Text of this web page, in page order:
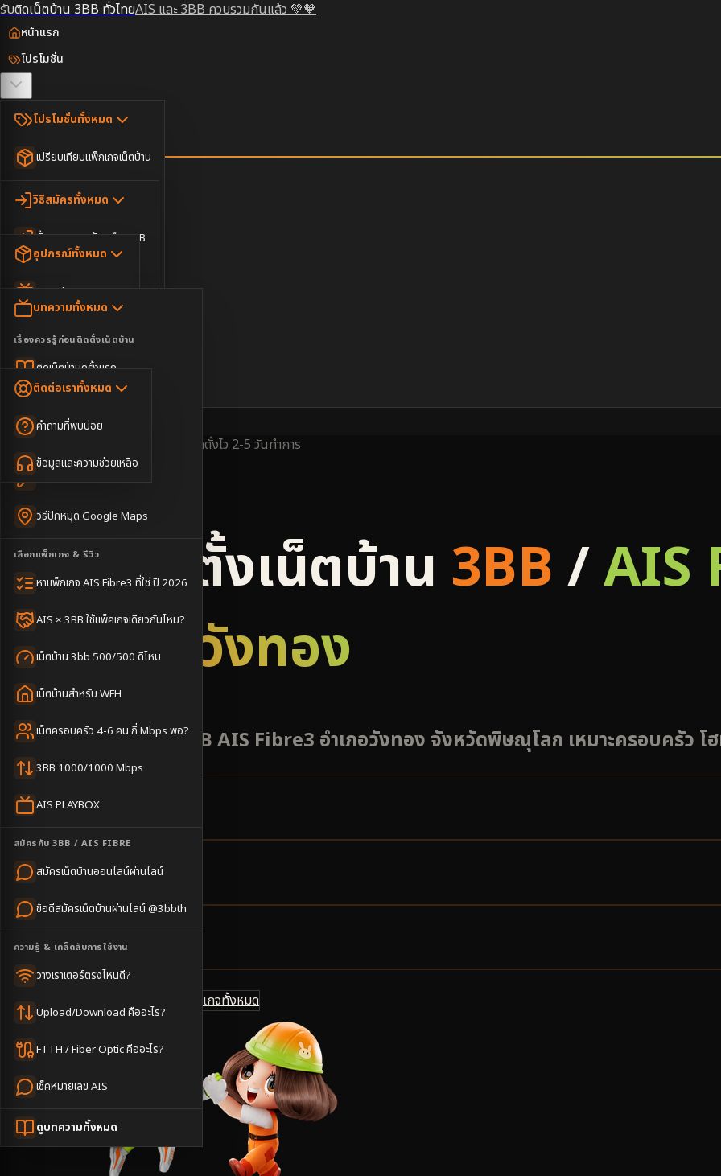
รับติดเน็ตบ้าน 3BB ทั่วไทยAIS และ 3BB ควบรวมกันแล้ว 💚🧡
หน้าแรก
โปรโมชั่น
โปรโมชั่นทั้งหมด
เปรียบเทียบแพ็กเกจเน็ตบ้าน
เน็ตบ้าน Super Fast
เน็ตบ้าน 2Gbps
เน็ตบ้านพร้อมกล่องทีวี
เน็ตบ้าน + Netflix
เน็ตบ้าน + บริการเสริม
เน็ตบ้านแรงทุกชั้น
ตรวจสอบพื้นที่
วิธีสมัครทั้งหมด
ขั้นตอนการสมัครเน็ต 3BB
อุปกรณ์
อุปกรณ์ทั้งหมด
AIS Play Box
Dongle เน็ตสำรอง
บทความ
บทความทั้งหมด
เรื่องควรรู้ก่อนติดตั้งเน็ตบ้าน
ติดเน็ตบ้านครั้งแรก
เทคนิคขอคิวช่างได้ไว
วิธีปักหมุด Google Maps
เลือกแพ็กเกจ & รีวิว
หาแพ็กเกจ AIS Fibre3 ที่ใช่ ปี 2026
AIS × 3BB ใช้แพ็คเกจเดียวกันไหม?
เน็ตบ้าน 3bb 500/500 ดีไหม
เน็ตบ้านสำหรับ WFH
เน็ตครอบครัว 4-6 คน กี่ Mbps พอ?
3BB 1000/1000 Mbps
AIS PLAYBOX
สมัครกับ 3BB / AIS FIBRE
สมัครเน็ตบ้านออนไลน์ผ่านไลน์
ข้อดีสมัครเน็ตบ้านผ่านไลน์ @3bbth
ความรู้ & เคล็ดลับการใช้งาน
วางเราเตอร์ตรงไหนดี?
Upload/Download คืออะไร?
FTTH / Fiber Optic คืออะไร?
เช็คหมายเลข AIS
ดูบทความทั้งหมด
ข่าวสาร
ติดต่อเราทั้งหมด
คำถามที่พบบ่อย
ข้อมูลและความช่วยเหลือ
🇹🇭🇬🇧
ติดตั้งไว 2-5 วันทำการ
3BB & AIS Fibre
รับติดตั้งเน็ตบ้าน 3BB/AIS
อำเภอวังทอง
สมัครเน็ตบ้าน 3BB AIS Fibre3 อำเภอวังทอง จังหวัดพิษณุโลก เหมาะครอบครัว โ
11
2-5วันทำการ
500บาท/เดือน
ดูแพ็กเกจทั้งหมด